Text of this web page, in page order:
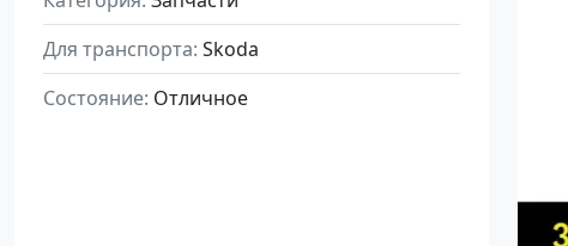
Для транспорта Skoda
Состояние Отличное